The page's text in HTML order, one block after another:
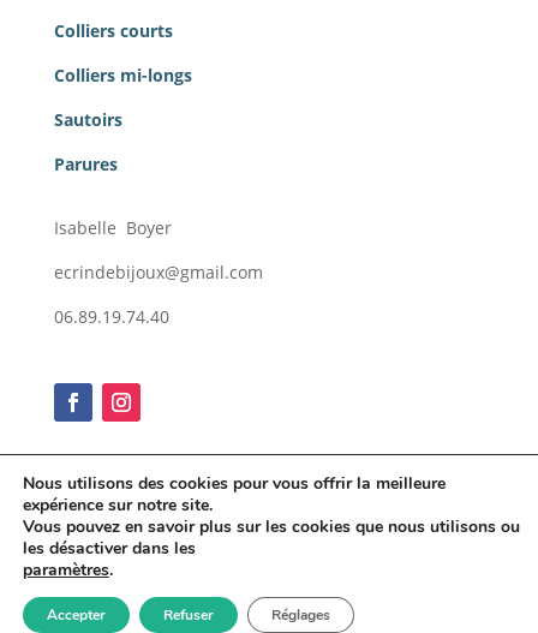
Colliers courts
Colliers mi-longs
Sautoirs
Parures
Isabelle Boyer
ecrindebijoux@gmail.com
06.89.19.74.40
Conditions générales de vente
Nous utilisons des cookies pour vous offrir la meilleure
expérience sur notre site.
Vous pouvez en savoir plus sur les cookies que nous utilisons ou
les désactiver dans les
paramètres.
Accepter Refuser Réglages